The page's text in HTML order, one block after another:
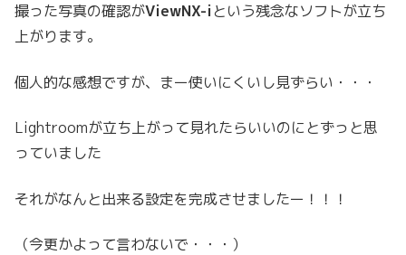
撮った写真の確認がViewNX-iという残念なソフトが立ち
上がります。
個人的な感想ですが、まー使いにくいし見ずらい・・・
Lightroomが立ち上がって見れたらいいのにとずっと思
っていました
それがなんと出来る設定を完成させましたー！！！
（今更かよって言わないで・・・）